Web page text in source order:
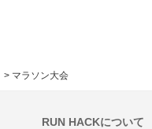
> マラソン大会
RUN HACKについて